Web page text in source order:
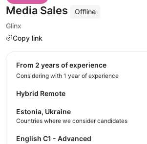
Media Sales
Offline
Glinx
Copy link
from 2 years of experience
Considering with 1 year of experience
Hybrid Remote
Estonia, Ukraine
Countries where we consider candidates
English C1 - Advanced